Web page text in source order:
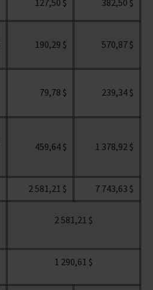
127,50 $ 382,50 $
190,29 $ 570,87 $
79,78 $ 239,34 $
459,64 $ 1 378,92 $
2 581,21 $ 7 743,63 $
2 581,21 $
1 290,61 $